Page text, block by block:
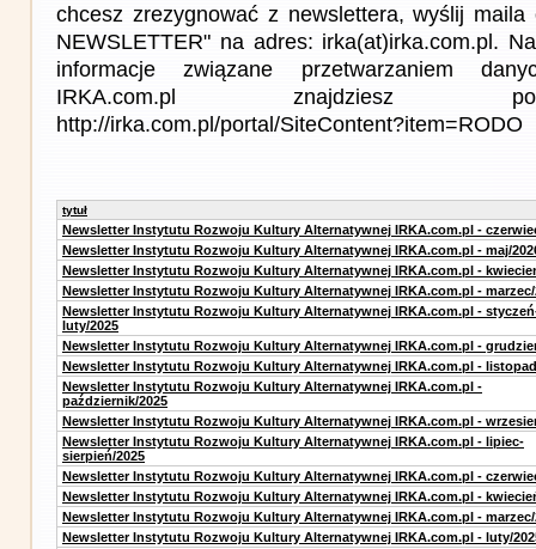
chcesz zrezygnować z newslettera, wyślij
NEWSLETTER" na adres: irka(at)irka.com.pl.
informacje związane przetwarzaniem
IRKA.com.pl znajdziesz
http://irka.com.pl/portal/SiteContent?item=RODO
tytuł
Newsletter Instytutu Rozwoju Kultury Alternatywnej IRKA.com.pl -
Newsletter Instytutu Rozwoju Kultury Alternatywnej IRKA.com.pl - maj/
Newsletter Instytutu Rozwoju Kultury Alternatywnej IRKA.com.pl -
Newsletter Instytutu Rozwoju Kultury Alternatywnej IRKA.com.pl - marzec/
Newsletter Instytutu Rozwoju Kultury Alternatywnej IRKA.com.pl -
luty/2025
Newsletter Instytutu Rozwoju Kultury Alternatywnej IRKA.com.pl -
Newsletter Instytutu Rozwoju Kultury Alternatywnej IRKA.com.pl -
Newsletter Instytutu Rozwoju Kultury Alternatywnej IRKA.com.pl -
październik/2025
Newsletter Instytutu Rozwoju Kultury Alternatywnej IRKA.com.pl -
Newsletter Instytutu Rozwoju Kultury Alternatywnej IRKA.com.pl - lipiec-
sierpień/2025
Newsletter Instytutu Rozwoju Kultury Alternatywnej IRKA.com.pl -
Newsletter Instytutu Rozwoju Kultury Alternatywnej IRKA.com.pl -
Newsletter Instytutu Rozwoju Kultury Alternatywnej IRKA.com.pl - marzec/
Newsletter Instytutu Rozwoju Kultury Alternatywnej IRKA.com.pl - luty/